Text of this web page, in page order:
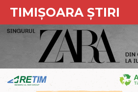
TIMIȘOARA ȘTIRI